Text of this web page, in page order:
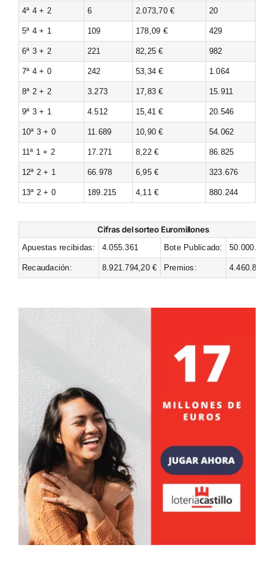
4ª 4 + 2 6 2.073,70 € 20
5ª 4 + 1 109 178,09 € 429
6ª 3 + 2 221 82,25 € 982
7ª 4 + 0 242 53,34 € 1.064
8ª 2 + 2 3.273 17,83 € 15.911
9ª 3 + 1 4.512 15,41 € 20.546
10ª 3 + 0 11.689 10,90 € 54.062
11ª 1 + 2 17.271 8,22 € 86.825
12ª 2 + 1 66.978 6,95 € 323.676
13ª 2 + 0 189.215 4,11 € 880.244
Cifras del sorteo Euromillones
Apuestas recibidas: 4.055.361 Bote Publicado: 50.000.000
Recaudación: 8.921.794,20 € Premios: